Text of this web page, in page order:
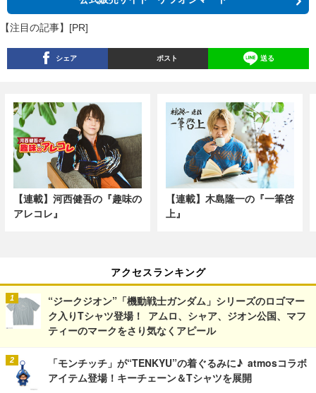
【注目の記事】[PR]
シェア ポスト 送る
【連載】河西健吾の『趣味の
アレコレ』
【連載】木島隆一の『一筆啓
上』
アクセスランキング
“ジークジオン”「機動戦士ガンダム」シリーズのロゴマー
ク入りTシャツ登場！ アムロ、シャア、ジオン公国、マフ
ティーのマークをさり気なくアピール
「モンチッチ」が“TENKYU”の着ぐるみに♪ atmosコラボ
アイテム登場！キーチェーン＆Tシャツを展開